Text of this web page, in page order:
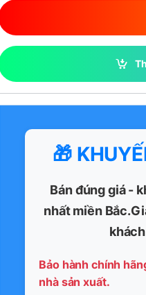
🎁
Bán đúng giá -
nhất miền
Bảo hành chính
nhà sản xuất.